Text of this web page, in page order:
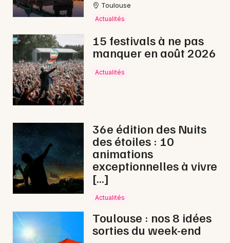
En ligne en Occitanie
Newsletter des sorties
Artistes en tournée
Actus à Saint-Gaudens
Magazine à Saint-Gaudens
Toulouse
Actualités
15 festivals à ne pas
manquer en août 2026
Actualités
36e édition des Nuits
des étoiles : 10
animations
exceptionnelles à vivre
[…]
Actualités
Toulouse : nos 8 idées
sorties du week-end